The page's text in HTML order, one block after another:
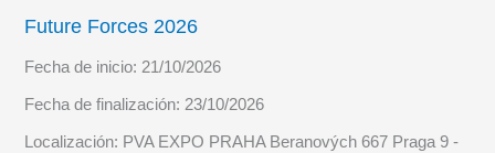
Future Forces 2026
Fecha de inicio:21/10/2026
Fecha de finalización:23/10/2026
Localización: PVA EXPO PRAHA Beranových 667 Praga 9 -